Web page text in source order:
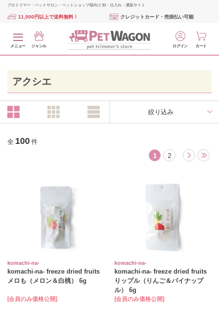
プロトリマー・ペットサロン・ペットショップ様向け 卸・仕入れ・通販サイト
11,000円以上で送料無料！ クレジットカード・売掛払い可能
メニュー ジャンル ログイン カート
アクシエ
絞り込み
全 100 件
1 2
komachi‐na‐
komachi-na- freeze dried fruits
メロも（メロン＆白桃） 6g
[会員のみ価格公開]
komachi‐na‐
komachi-na- freeze dried fruits
りップル（りんご＆パイナップ
ル） 6g
[会員のみ価格公開]